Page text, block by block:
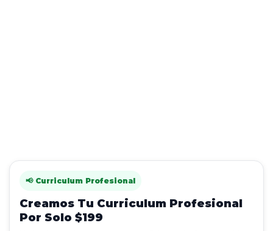
📢 Curriculum Profesional
Creamos Tu Curriculum Profesional
Por Solo $199